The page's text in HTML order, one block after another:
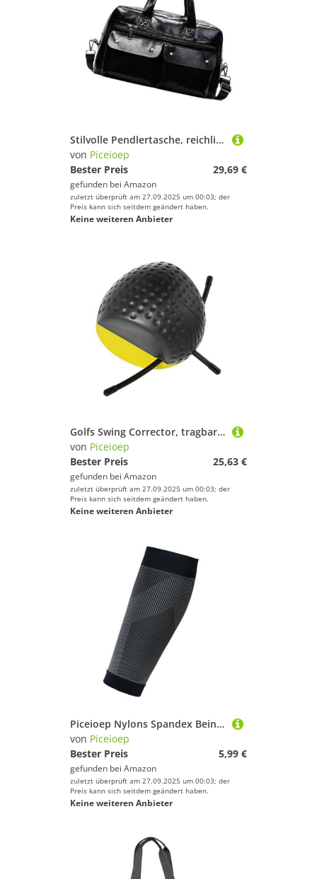
Stilvolle Pendlertasche, reichlich Stauraum, leichte PU-Konstruktion, multifunktionale Taschen, verstellbare Schultern, große Kapazität, Turnbeutel, Schwarz , Mass Beauty
von Piceioep
Bester Preis
29,69 €
gefunden bei Amazon
zuletzt überprüft am 27.09.2025 um 00:03; der
Preis kann sich seitdem geändert haben.
Keine weiteren Anbieter
Golfs Swing Corrector, tragbares Übungsgerät, Golfschwungarm, Haltungskorrektur für drinnen und draußen, dauerhaftes professionelles Trainingsgerät
von Piceioep
Bester Preis
25,63 €
gefunden bei Amazon
zuletzt überprüft am 27.09.2025 um 00:03; der
Preis kann sich seitdem geändert haben.
Keine weiteren Anbieter
Piceioep Nylons Spandex Beinhülle Komprimierung Unterstützt Für Männer Frauen Fußball Training Laufen Fahrrad Und Sportwiederherstellungs Fitnessstudio Trainingskompressionsärmel
von Piceioep
Bester Preis
5,99 €
gefunden bei Amazon
zuletzt überprüft am 27.09.2025 um 00:03; der
Preis kann sich seitdem geändert haben.
Keine weiteren Anbieter